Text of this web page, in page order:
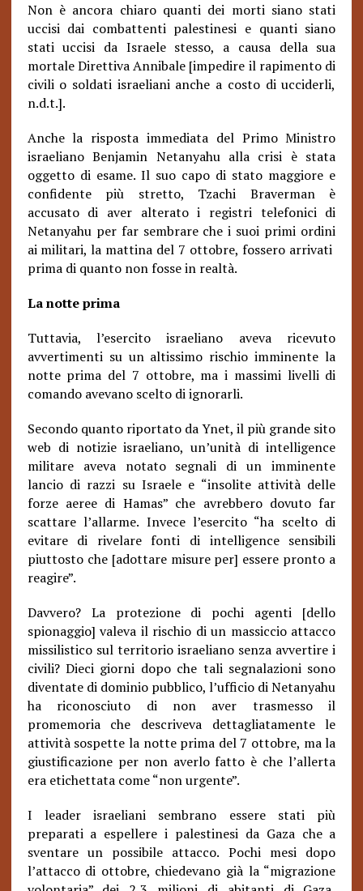
Non è ancora chiaro quanti dei morti siano stati
uccisi dai combattenti palestinesi e quanti siano
stati uccisi da Israele stesso, a causa della sua
mortale Direttiva Annibale [impedire il rapimento di
civili o soldati israeliani anche a costo di ucciderli,
n.d.t.].
Anche la risposta immediata del Primo Ministro
israeliano Benjamin Netanyahu alla crisi è stata
oggetto di esame. Il suo capo di stato maggiore e
confidente più stretto, Tzachi Braverman è
accusato di aver alterato i registri telefonici di
Netanyahu per far sembrare che i suoi primi ordini
ai militari, la mattina del 7 ottobre, fossero arrivati ​​
prima di quanto non fosse in realtà.
La notte prima
Tuttavia, l’esercito israeliano aveva ricevuto
avvertimenti su un altissimo rischio imminente la
notte prima del 7 ottobre, ma i massimi livelli di
comando avevano scelto di ignorarli.
Secondo quanto riportato da Ynet, il più grande sito
web di notizie israeliano, un’unità di intelligence
militare aveva notato segnali di un imminente
lancio di razzi su Israele e “insolite attività delle
forze aeree di Hamas” che avrebbero dovuto far
scattare l’allarme. Invece l’esercito “ha scelto di
evitare di rivelare fonti di intelligence sensibili
piuttosto che [adottare misure per] essere pronto a
reagire”.
Davvero? La protezione di pochi agenti [dello
spionaggio] valeva il rischio di un massiccio attacco
missilistico sul territorio israeliano senza avvertire i
civili? Dieci giorni dopo che tali segnalazioni sono
diventate di dominio pubblico, l’ufficio di Netanyahu
ha riconosciuto di non aver trasmesso il
promemoria che descriveva dettagliatamente le
attività sospette la notte prima del 7 ottobre, ma la
giustificazione per non averlo fatto è che l’allerta
era etichettata come “non urgente”.
I leader israeliani sembrano essere stati più
preparati a espellere i palestinesi da Gaza che a
sventare un possibile attacco. Pochi mesi dopo
l’attacco di ottobre, chiedevano già la “migrazione